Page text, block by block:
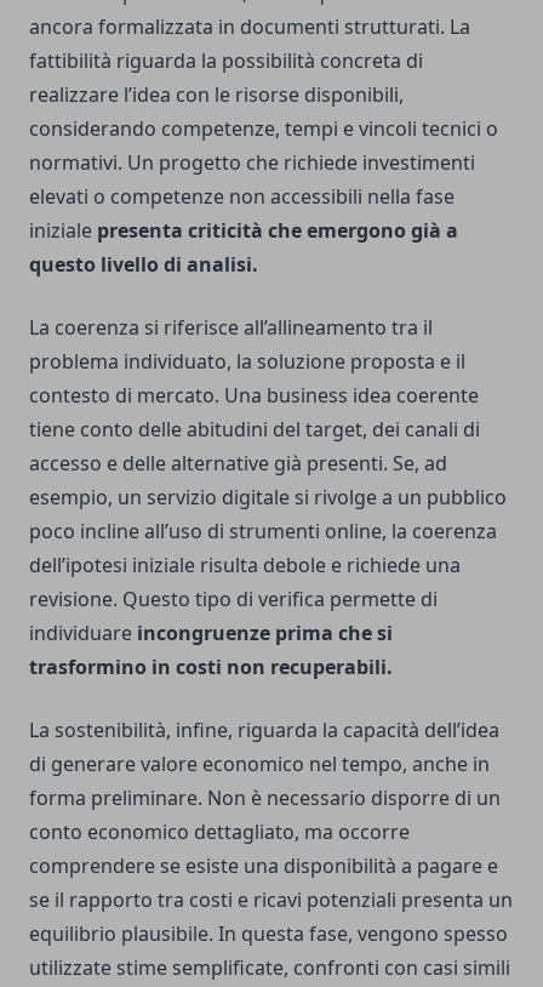
ancora formalizzata in documenti strutturati. La
fattibilità riguarda la possibilità concreta di
realizzare l’idea con le risorse disponibili,
considerando competenze, tempi e vincoli tecnici o
normativi. Un progetto che richiede investimenti
elevati o competenze non accessibili nella fase
iniziale presenta criticità che emergono già a
questo livello di analisi.
La coerenza si riferisce all’allineamento tra il
problema individuato, la soluzione proposta e il
contesto di mercato. Una business idea coerente
tiene conto delle abitudini del target, dei canali di
accesso e delle alternative già presenti. Se, ad
esempio, un servizio digitale si rivolge a un pubblico
poco incline all’uso di strumenti online, la coerenza
dell’ipotesi iniziale risulta debole e richiede una
revisione. Questo tipo di verifica permette di
individuare incongruenze prima che si
trasformino in costi non recuperabili.
La sostenibilità, infine, riguarda la capacità dell’idea
di generare valore economico nel tempo, anche in
forma preliminare. Non è necessario disporre di un
conto economico dettagliato, ma occorre
comprendere se esiste una disponibilità a pagare e
se il rapporto tra costi e ricavi potenziali presenta un
equilibrio plausibile. In questa fase, vengono spesso
utilizzate stime semplificate, confronti con casi simili